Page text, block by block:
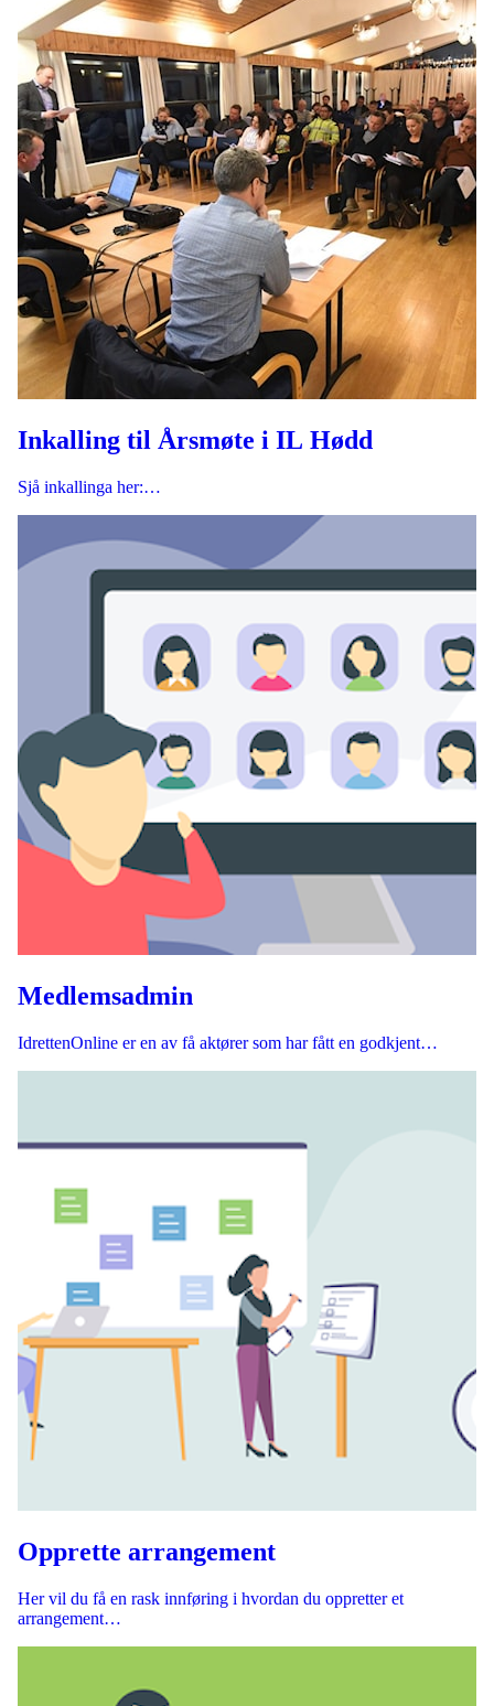
Inkalling til Årsmøte i IL Hødd
Sjå inkallinga her:…
Medlemsadmin
IdrettenOnline er en av få aktører som har fått en godkjent…
Opprette arrangement
Her vil du få en rask innføring i hvordan du oppretter et
arrangement…